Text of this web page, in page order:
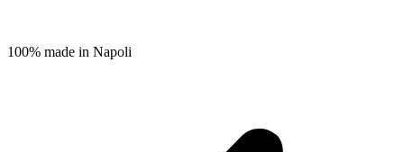
100% made in Napoli